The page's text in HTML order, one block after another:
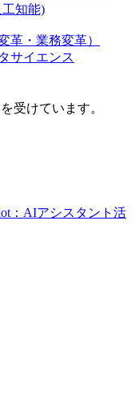
知能)
革・業務変革）
サイエンス
受けています。
：AIアシスタント活